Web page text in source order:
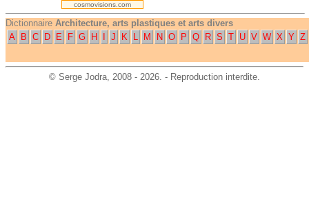
cosmovisions.com
Dictionnaire Architecture, arts plastiques et arts divers
A
B C D E F G H J K L M N O P Q R S T U V W X Y Z
© Serge Jodra, 2008 - 2026. - Reproduction interdite.